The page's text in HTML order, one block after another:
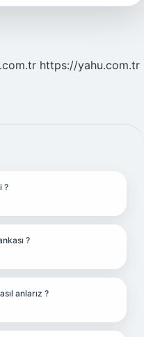
https://yahu.com.tr
?
?
anlarız ?